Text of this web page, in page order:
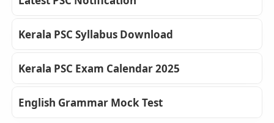
Kerala PSC Syllabus Download
Kerala PSC Exam Calendar 2025
English Grammar Mock Test